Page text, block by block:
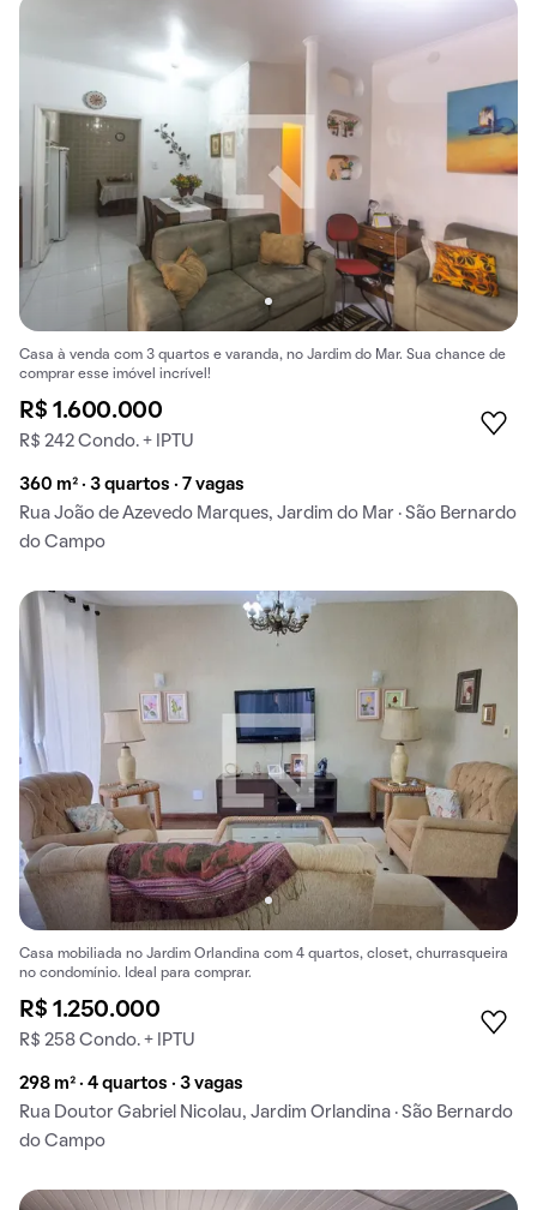
Casa à venda com 3 quartos e varanda, no Jardim do Mar. Sua chance de
comprar esse imóvel incrível!
R$ 1.600.000
R$ 242 Condo. + IPTU
360 m² · 3 quartos · 7 vagas
Rua João de Azevedo Marques, Jardim do Mar · São Bernardo
do Campo
Casa mobiliada no Jardim Orlandina com 4 quartos, closet, churrasqueira
no condomínio. Ideal para comprar.
R$ 1.250.000
R$ 258 Condo. + IPTU
298 m² · 4 quartos · 3 vagas
Rua Doutor Gabriel Nicolau, Jardim Orlandina · São Bernardo
do Campo